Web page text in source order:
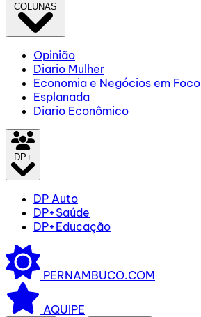
COLUNAS
Opinião
Diario Mulher
Economia e Negócios em Foco
Esplanada
Diario Econômico
DP+
DP Auto
DP+Saúde
DP+Educação
PERNAMBUCO.COM
AQUIPE